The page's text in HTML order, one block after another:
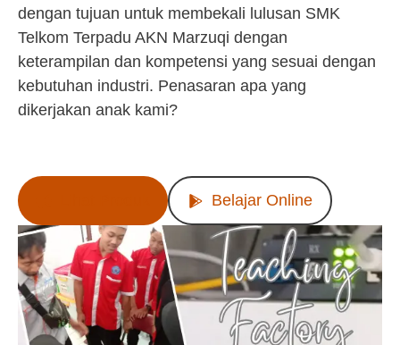
dengan tujuan untuk membekali lulusan SMK
Telkom Terpadu AKN Marzuqi dengan
keterampilan dan kompetensi yang sesuai dengan
kebutuhan industri. Penasaran apa yang
dikerjakan anak kami?
Belajar Online